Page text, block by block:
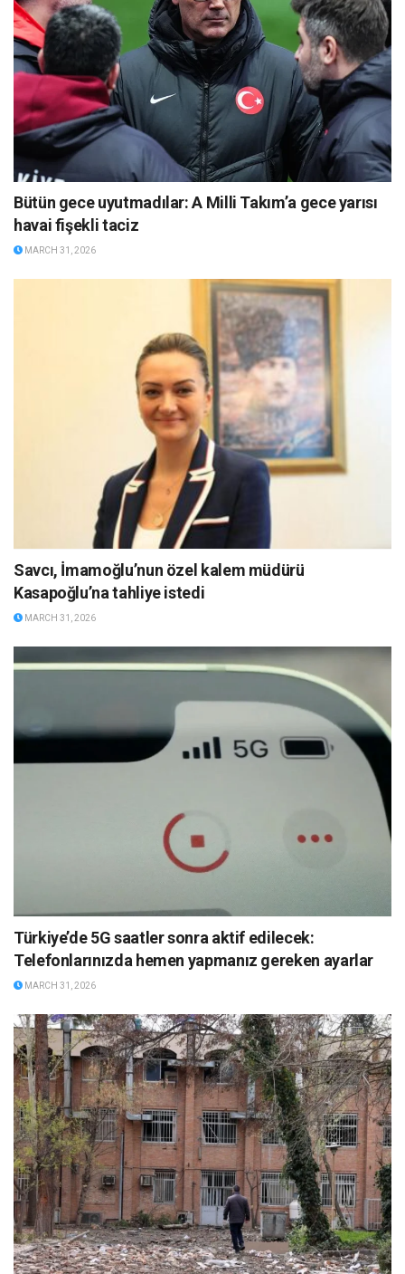
Bütün gece uyutmadılar: A Milli Takım’a gece yarısı
havai fişekli taciz
MARCH 31, 2026
Savcı, İmamoğlu’nun özel kalem müdürü
Kasapoğlu’na tahliye istedi
MARCH 31, 2026
Türkiye’de 5G saatler sonra aktif edilecek:
Telefonlarınızda hemen yapmanız gereken ayarlar
MARCH 31, 2026